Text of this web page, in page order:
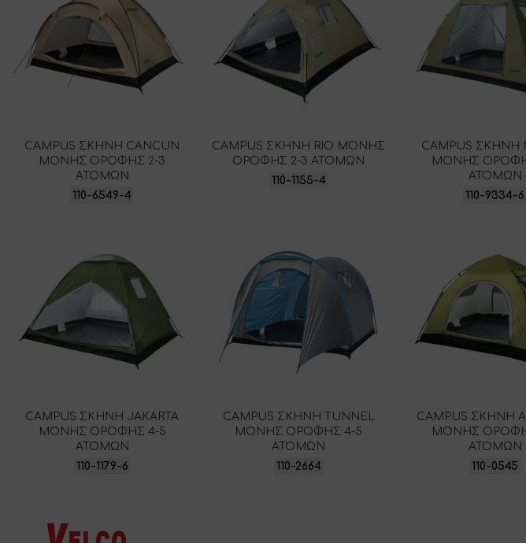
CAMPUS ΣΚΗΝΗ CANCUN
ΜΟΝΗΣ ΟΡΟΦΗΣ 2-3
ΑΤΟΜΩΝ
110-6549-4
CAMPUS ΣΚΗΝΗ RIO ΜΟΝΗΣ
ΟΡΟΦΗΣ 2-3 ΑΤΟΜΩΝ
110-1155-4
CAMPUS ΣΚΗΝΗ
ΜΟΝΗΣ
ΑΤΟΜΩΝ
110-9334-6
CAMPUS ΣΚΗΝΗ JAKARTA
ΜΟΝΗΣ ΟΡΟΦΗΣ 4-5
ΑΤΟΜΩΝ
110-1179-6
CAMPUS ΣΚΗΝΗ TUNNEL
ΜΟΝΗΣ ΟΡΟΦΗΣ 4-5
ΑΤΟΜΩΝ
110-2664
CAMPUS ΣΚΗΝΗ
ΜΟΝΗΣ
ΑΤΟΜΩΝ
110-0545